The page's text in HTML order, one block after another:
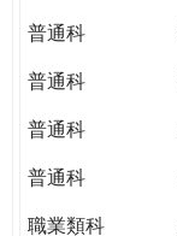
普通科
普通科
普通科
普通科
職業類科